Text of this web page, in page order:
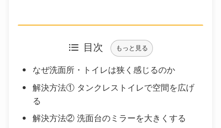
目次 もっと見る
なぜ洗面所・トイレは狭く感じるのか
解決方法① タンクレストイレで空間を広げ
る
解決方法② 洗面台のミラーを大きくする